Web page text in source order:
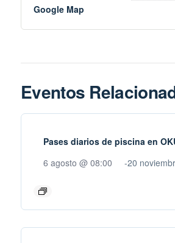
Google Map
Eventos
Pases diarios de piscina en
6 agosto @ 08:00
-20